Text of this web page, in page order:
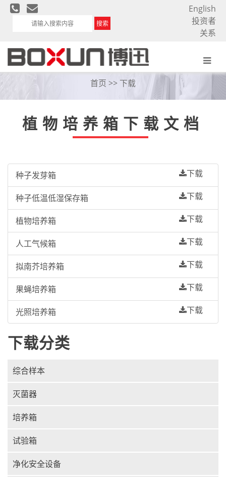
搜索
English
投资者
关系
下载
首页 >> 下载
植物培养箱下载文档
下载
种子发芽箱
下载
种子低温低湿保存箱
下载
植物培养箱
下载
人工气候箱
下载
拟南芥培养箱
下载
果蝇培养箱
下载
光照培养箱
下载分类
综合样本
灭菌器
培养箱
试验箱
净化安全设备